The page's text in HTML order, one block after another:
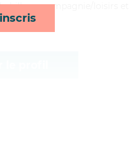
compagnie/loisirs et